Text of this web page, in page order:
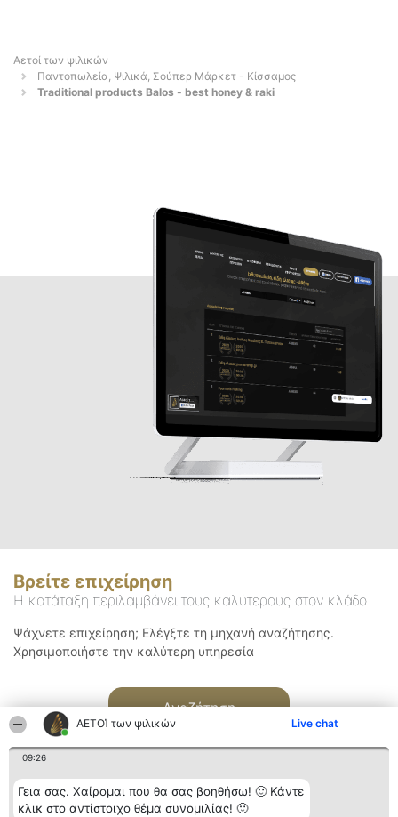
ΑΕΤΟΊ των ψιλικών Live chat
09:26
Γεια σας. Χαίρομαι που θα σας βοηθήσω! 🙂 Κάντε
κλικ στο αντίστοιχο θέμα συνομιλίας! 🙂
Αετοί των ψιλικών
Παντοπωλεία, Ψιλικά, Σούπερ Μάρκετ - Κίσσαμος
Traditional products Balos - best honey & raki
Βρείτε επιχείρηση
Η κατάταξη περιλαμβάνει τους καλύτερους στον κλάδο
Ψάχνετε επιχείρηση; Ελέγξτε τη μηχανή αναζήτησης.
Χρησιμοποιήστε την καλύτερη υπηρεσία
Αναζήτηση